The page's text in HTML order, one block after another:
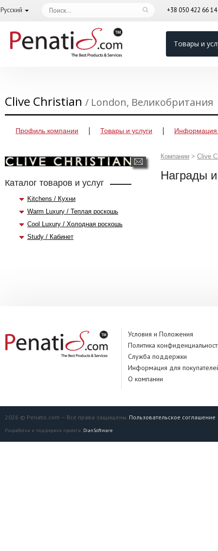
Русский +38 050 422 66 14
Товары и
Clive Christian / London, Великобритания
Профиль компании Товары и услуги Информация
Каталог товаров и услуг
Kitchens / Кухни
Warm Luxury / Теплая роскошь
Cool Luxury / Холодная роскошь
Study / Кабинет
Компании > Clive
Награды
Условия и Положения
Политика
Служба поддержки
Информация для
О компании
2026 © Penatis.com — Все права защищены. Пользовательское соглашение
Разработка и поддержка проекта: DianSoftware